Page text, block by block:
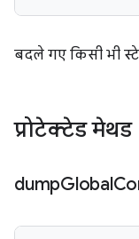
बदले गए किसी भी
प्रोटेक्टेड मेथड
dumpGlobal